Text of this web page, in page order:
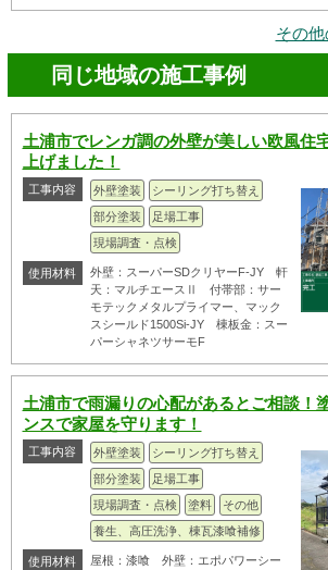
その
同じ地域の施工事例
土浦市でレンガ調の外壁が美しい欧風住
上げました！
工事内容 外壁塗装
シーリング打ち替え
部分塗装
足場工事
現場調査・点検
使用材料
外壁：スーパーSDクリヤーF-JY 軒
天：マルチエースⅡ 付帯部：サー
モテックメタルプライマー、マック
スシールド1500Si-JY 棟板金：スー
パーシャネツサーモF
土浦市で雨漏りの心配があるとご相談！
ンスで家屋を守ります！
工事内容 外壁塗装
シーリング打ち替え
部分塗装
足場工事
現場調査・点検
塗料
その他
養生、高圧洗浄、棟瓦漆喰補修
使用材料
屋根：漆喰 外壁：エポパワーシー